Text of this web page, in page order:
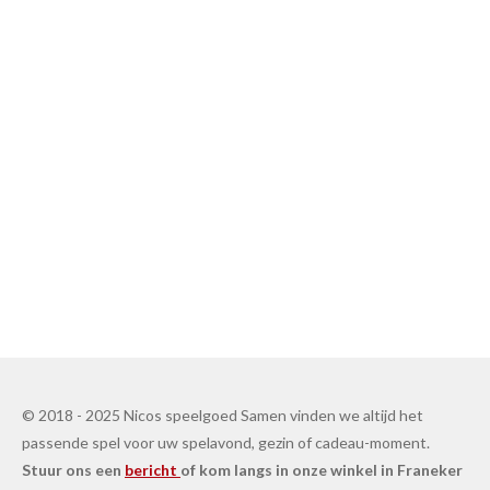
© 2018 - 2025 Nicos speelgoed Samen vinden we altijd het
passende spel voor uw spelavond, gezin of cadeau-moment.
Stuur ons een bericht of kom langs in onze winkel in Franeker